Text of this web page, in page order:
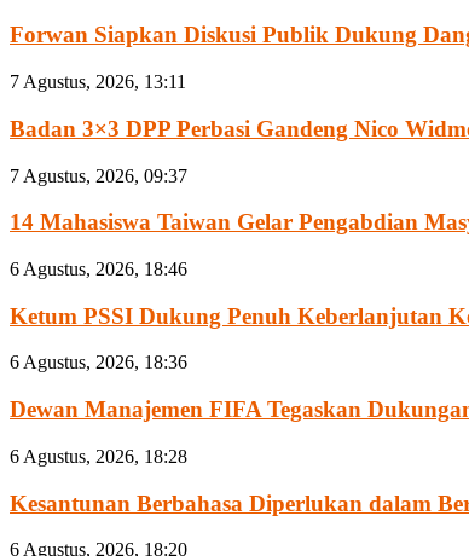
Forwan Siapkan Diskusi Publik Dukung
7 Agustus, 2026, 13:11
Badan 3×3 DPP Perbasi Gandeng Nico
7 Agustus, 2026, 09:37
14 Mahasiswa Taiwan Gelar Pengabdian
6 Agustus, 2026, 18:46
Ketum PSSI Dukung Penuh Keberlanjutan
6 Agustus, 2026, 18:36
Dewan Manajemen FIFA Tegaskan
6 Agustus, 2026, 18:28
Kesantunan Berbahasa Diperlukan dalam
6 Agustus, 2026, 18:20